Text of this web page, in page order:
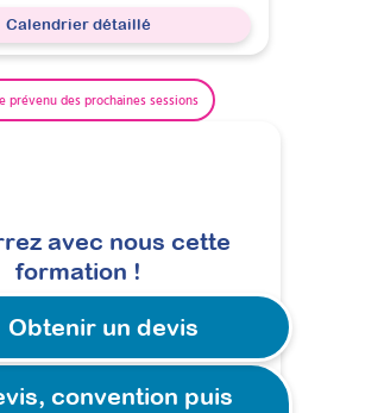
Calendrier détaillé
prévenu des prochaines sessions
avec nous cette
formation !
convention puis
Obtenir un devis